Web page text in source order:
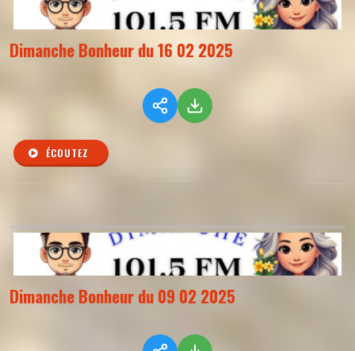
Dimanche Bonheur du 16 02 2025
ÉCOUTEZ
Dimanche Bonheur du 09 02 2025